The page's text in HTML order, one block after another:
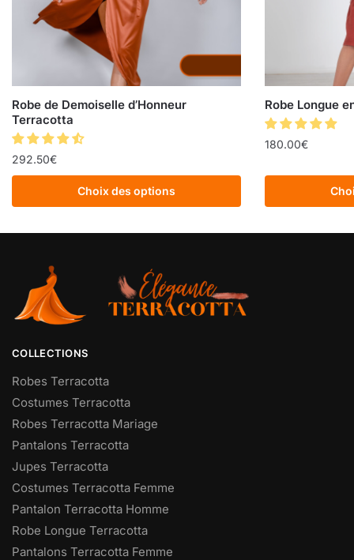
Robe de Demoiselle d’Honneur
Terracotta
292.50€
Choix des options
Robe Longue
180.00€
COLLECTIONS
Robes Terracotta
Costumes Terracotta
Robes Terracotta Mariage
Pantalons Terracotta
Jupes Terracotta
Costumes Terracotta Femme
Pantalon Terracotta Homme
Robe Longue Terracotta
Pantalons Terracotta Femme